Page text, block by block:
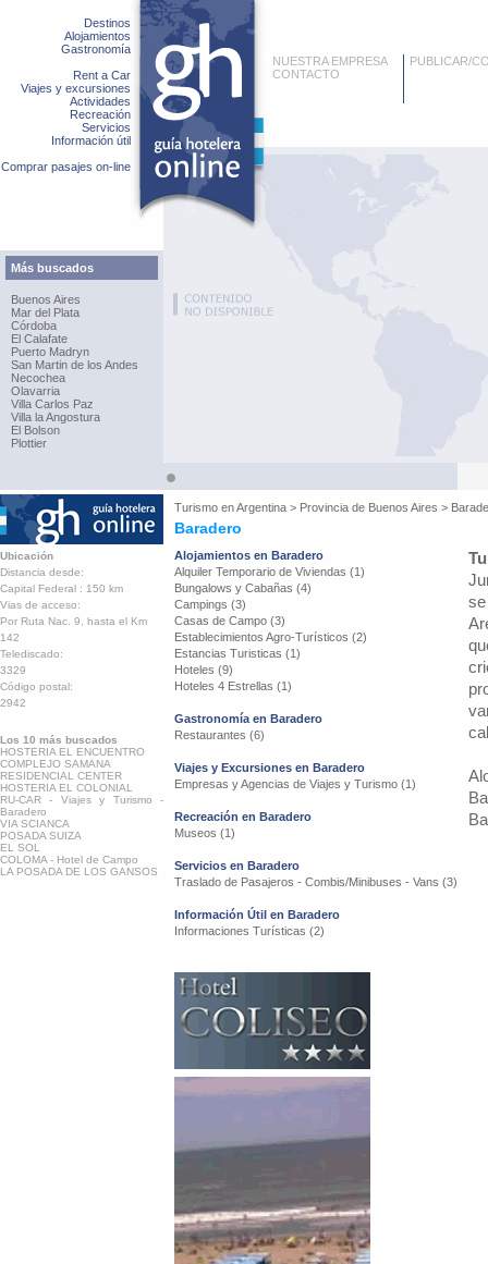
Destinos
Alojamientos
Gastronomía
Rent a Car
Viajes y excursiones
Actividades
Recreación
Servicios
Información útil
Comprar pasajes on-line
Más buscados
Buenos Aires
Mar del Plata
Córdoba
El Calafate
Puerto Madryn
San Martin de los Andes
Necochea
Olavarria
Villa Carlos Paz
Villa la Angostura
El Bolson
Plottier
NUESTRA EMPRESA
CONTACTO
PUBLICAR/
Turismo enArgentina > Provincia de Buenos Aires >
Baradero
Ubicación
Distancia desde:
Capital Federal : 150 km
Vias de acceso:
Por Ruta Nac. 9, hasta el Km
142
Telediscado:
3329
Código postal:
2942
Los 10 más buscados
HOSTERIA EL ENCUENTRO
COMPLEJO SAMANA
RESIDENCIAL CENTER
HOSTERIA EL COLONIAL
RU-CAR - Viajes y Turismo -
Baradero
VIA SCIANCA
POSADA SUIZA
EL SOL
COLOMA - Hotel de Campo
LA POSADA DE LOS GANSOS
Alojamientos en Baradero
Alquiler Temporario de Viviendas (1)
Bungalows y Cabañas (4)
Campings (3)
Casas de Campo (3)
Establecimientos Agro-Turísticos (2)
Estancias Turisticas (1)
Hoteles (9)
Hoteles 4 Estrellas (1)
Gastronomía en Baradero
Restaurantes (6)
Viajes y Excursiones en Baradero
Empresas y Agencias de Viajes y Turismo (1)
Recreación en Baradero
Museos (1)
Servicios en Baradero
Traslado de Pasajeros - Combis/Minibuses - Vans (3)
Información Útil en Baradero
Informaciones Turísticas (2)